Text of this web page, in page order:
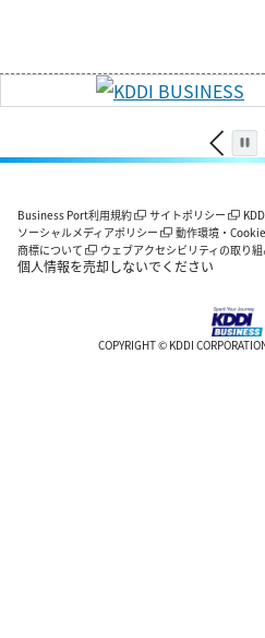
Business Port利用規約 サイトポリシー
ソーシャルメディアポリシー
動作環境・
商標について
ウェブアクセシビリティの取り
個人情報を売却しないでください
COPYRIGHT © KDDI